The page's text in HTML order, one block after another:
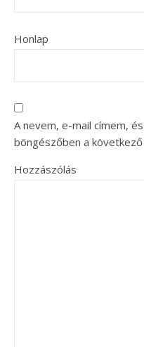
Honlap
A nevem, e-mail címem,
böngészőben a
Hozzászólás